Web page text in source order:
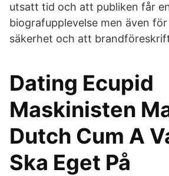
utsatt tid och att publiken får
biografupplevelse men även
säkerhet och att
Dating Ecupid
Maskinisten
Dutch Cum A
Ska Eget På